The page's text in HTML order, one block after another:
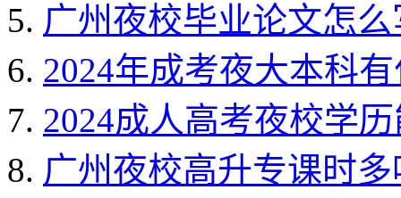
广州夜校毕业论文怎么
2024年成考夜大本科
2024成人高考夜校学
广州夜校高升专课时多